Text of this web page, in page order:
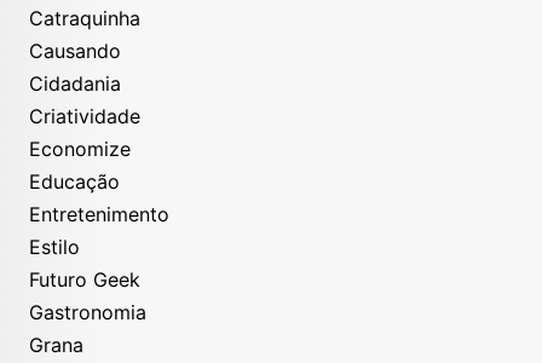
Catraquinha
Causando
Cidadania
Criatividade
Economize
Educação
Entretenimento
Estilo
Futuro Geek
Gastronomia
Grana